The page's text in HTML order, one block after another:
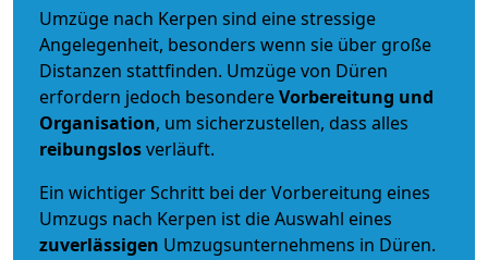
Umzüge nach Kerpen sind eine stressige
Angelegenheit, besonders wenn sie über große
Distanzen stattfinden. Umzüge von Düren
erfordern jedoch besondereVorbereitung und
Organisation, um sicherzustellen, dass alles
reibungslosverläuft.
Ein wichtiger Schritt bei der Vorbereitung eines
Umzugs nach Kerpen ist die Auswahl eines
zuverlässigen Umzugsunternehmens in Düren.